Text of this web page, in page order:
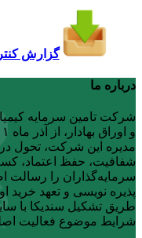
گزارش کنترل
درباره ما
شرکت تامین سرمایه
مدیره این شرکت، تحول در
شفافیت، حفظ اعتماد،
سرمایه‌گذاران را رسالت
پذیره نویسی و تعهد خرید
طریق تشکیل سندیکا با
شرایط موضوع فعالیت